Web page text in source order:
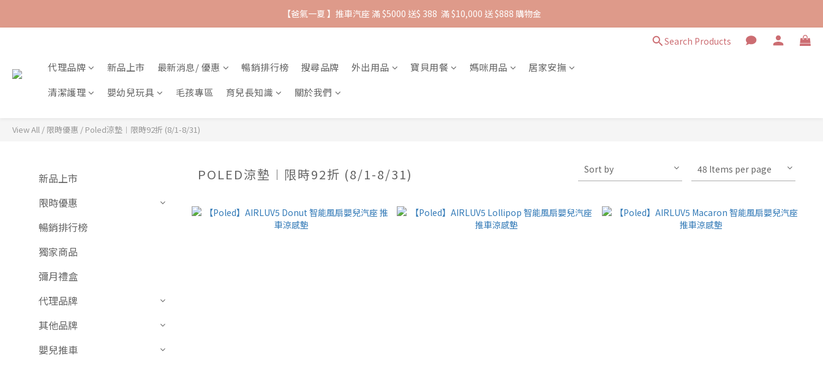
抵抗熱浪必備用品︱滿$2500贈 Farlin EDI超純水溼紙巾
【爸氣一夏 】推車汽座 滿 $5000 送$ 388  滿 $10,000 送 $888 購物金
Search Products
代理品牌 新品上市 最新消息/ 優惠 暢銷排行榜 搜尋品牌 外出用品 寶貝用餐 媽咪用品
居家安撫
清潔護理
嬰幼兒玩具 毛孩專區 育兒長知識 關於我們
View All / 限時優惠 / Poled涼墊︱限時92折 (8/1-8/31)
新品上市
限時優惠
暢銷排行榜
獨家商品
彌月禮盒
代理品牌
其他品牌
嬰兒推車
POLED涼墊︱限時92折 (8/1-8/31) Sort by 48 Items per page